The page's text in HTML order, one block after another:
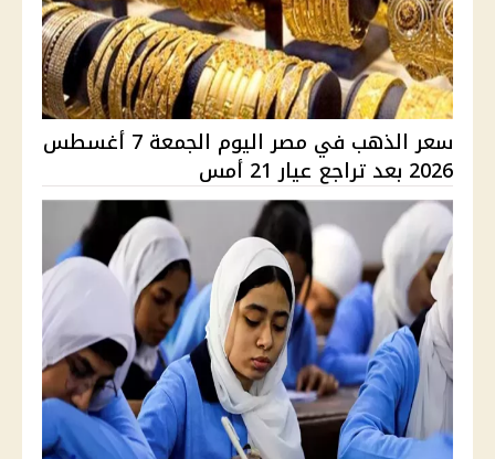
سعر الذهب في مصر اليوم الجمعة 7 أغسطس
2026 بعد تراجع عيار 21 أمس